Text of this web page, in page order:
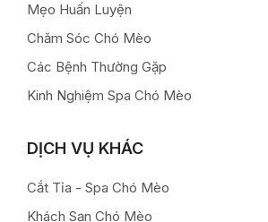
Mẹo Huấn Luyện
Chăm Sóc Chó Mèo
Các Bệnh Thường Gặp
Kinh Nghiệm Spa Chó Mèo
DỊCH VỤ KHÁC
Cắt Tỉa - Spa Chó Mèo
Khách Sạn Chó Mèo